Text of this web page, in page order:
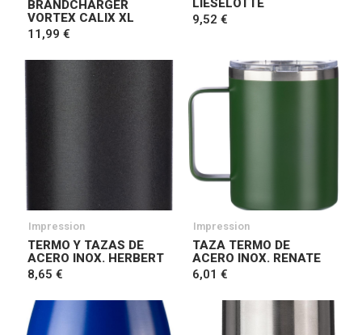
BRANDCHARGER
VORTEX CALIX XL
11,99 €
LIESELOTTE
9,52 €
Impression
TERMO Y TAZAS DE
ACERO INOX. HERBERT
8,65 €
Impression
TAZA TERMO DE
ACERO INOX. RENATE
6,01 €